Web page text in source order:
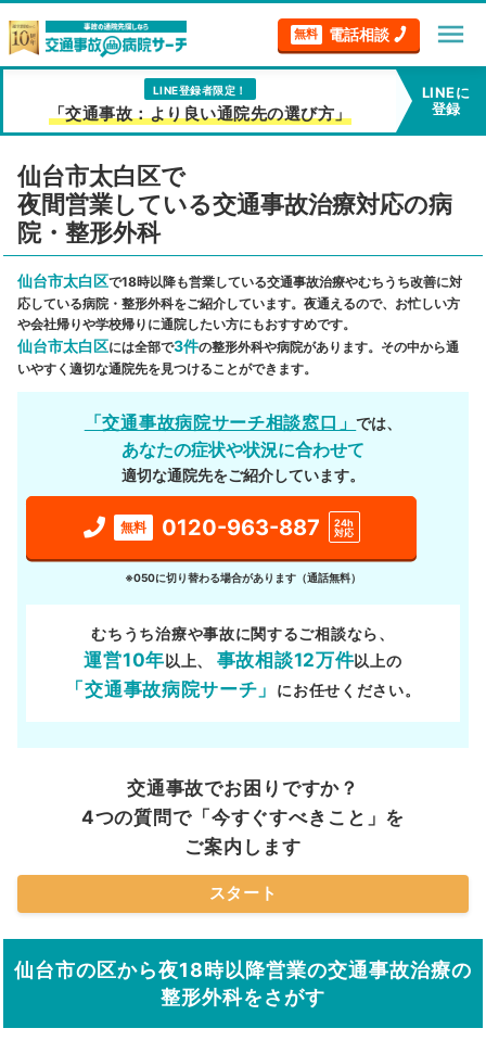
無料 電話相談 menu
LINE登録者限定！
「交通事故：より良い通院先の選び方」
LINEに
登録
仙台市太白区で
夜間営業している交通事故治療対応の病
院・整形外科
仙台市太白区で18時以降も営業している交通事故治療やむちうち改善に対
応している病院・整形外科をご紹介しています。夜通えるので、お忙しい方
や会社帰りや学校帰りに通院したい方にもおすすめです。
仙台市太白区には全部で3件の整形外科や病院があります。その中から通
いやすく適切な通院先を見つけることができます。
「交通事故病院サーチ相談窓口」では、
あなたの症状や状況に合わせて
適切な通院先をご紹介しています。
無料 0120-963-887
24h
対応
※050に切り替わる場合があります（通話無料）
むちうち治療や事故に関するご相談なら、
運営10年以上、 事故相談12万件以上の
「交通事故病院サーチ」 にお任せください。
交通事故でお困りですか？
4つの質問で「今すぐすべきこと」を
ご案内します
スタート
仙台市の区から夜18時以降営業の交通事故治療の
整形外科をさがす